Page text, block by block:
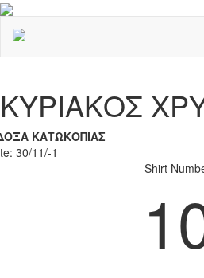
ΚΥΡΙΑΚΟΣ
ΚΑΤΩΚΟΠΙΑΣ
30/11/-1
Shirt